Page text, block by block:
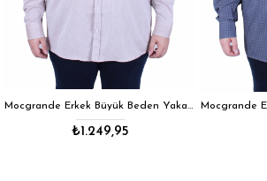
Mocgrande Erkek Büyük Beden Yaka Düğmeli Cepsiz Gömlek 11357 S.KAHVE
₺1.249,95